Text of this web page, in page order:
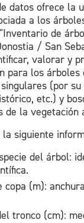
datos ofrece la
a los
de
/ San
valorar y
para los árboles
(por su
etc.) y
de la vegetación
siguiente
del árbol:
copa (m):
tronco (cm):